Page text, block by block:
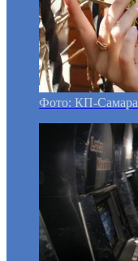
Фото: КП-Самара